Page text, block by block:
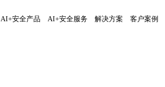
AI+安全产品 AI+安全服务 解决方案 客户案例